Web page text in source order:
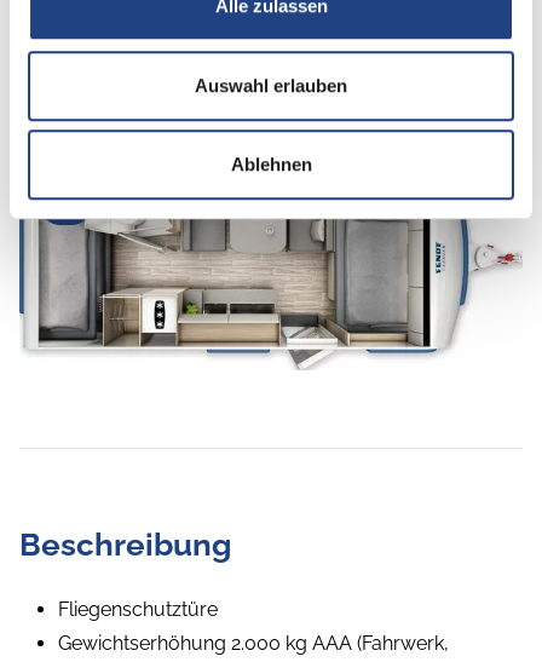
Alle zulassen
Auswahl erlauben
Ablehnen
Tag
Beschreibung
Fliegenschutztüre
Gewichtserhöhung 2.000 kg AAA (Fahrwerk,